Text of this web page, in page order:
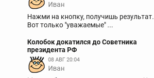
Иван
Нажми на кнопку, получишь результат.
Вот только "уважаемые" ...
Колобок докатился до Советника
президента РФ
08 АВГ 20:04
Иван